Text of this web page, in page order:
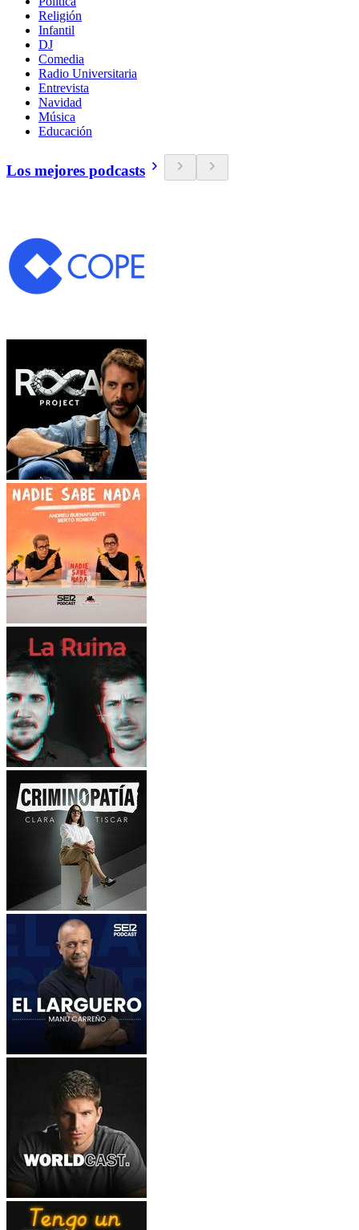
Religión
Infantil
DJ
Comedia
Radio Universitaria
Entrevista
Navidad
Música
Educación
Los mejores podcasts